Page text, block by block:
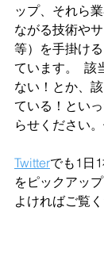
ップ、それら
ながる技術や
等）を手掛け
ています。  該
ない！とか、
ている！とい
らせください
Twitterでも1日
をピックアッ
よければご覧く